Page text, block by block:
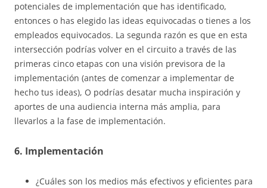
potenciales de implementación que has identificado,
entonces o has elegido las ideas equivocadas o tienes a los
empleados equivocados. La segunda razón es que en esta
intersección podrías volver en el circuito a través de las
primeras cinco etapas con una visión previsora de la
implementación (antes de comenzar a implementar de
hecho tus ideas), O podrías desatar mucha inspiración y
aportes de una audiencia interna más amplia, para
llevarlos a la fase de implementación.
6. Implementación
¿Cuáles son los medios más efectivos y eficientes para